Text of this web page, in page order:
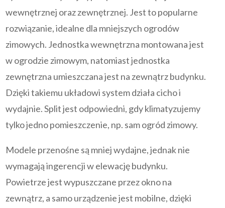
wewnętrznej oraz zewnętrznej. Jest to popularne
rozwiązanie, idealne dla mniejszych ogrodów
zimowych. Jednostka wewnętrzna montowana jest
w ogrodzie zimowym, natomiast jednostka
zewnętrzna umieszczana jest na zewnątrz budynku.
Dzięki takiemu układowi system działa cicho i
wydajnie. Split jest odpowiedni, gdy klimatyzujemy
tylko jedno pomieszczenie, np. sam ogród zimowy.
Modele przenośne są mniej wydajne, jednak nie
wymagają ingerencji w elewację budynku.
Powietrze jest wypuszczane przez okno na
zewnątrz, a samo urządzenie jest mobilne, dzięki